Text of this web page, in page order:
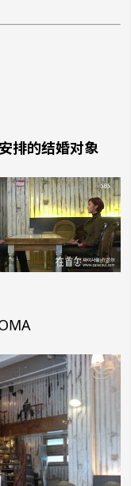
排的结婚对象